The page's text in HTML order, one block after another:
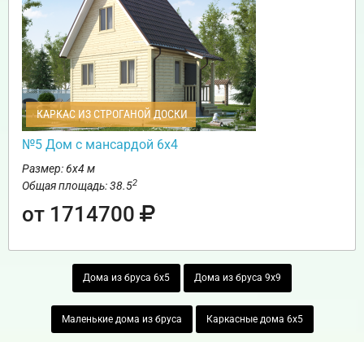
КАРКАС ИЗ СТРОГАНОЙ ДОСКИ
№5 Дом с мансардой 6х4
Размер: 6х4 м
Общая площадь: 38.52
от 1714700
Дома из бруса 6х5 Дома из бруса 9х9
Маленькие дома из бруса Каркасные дома 6х5